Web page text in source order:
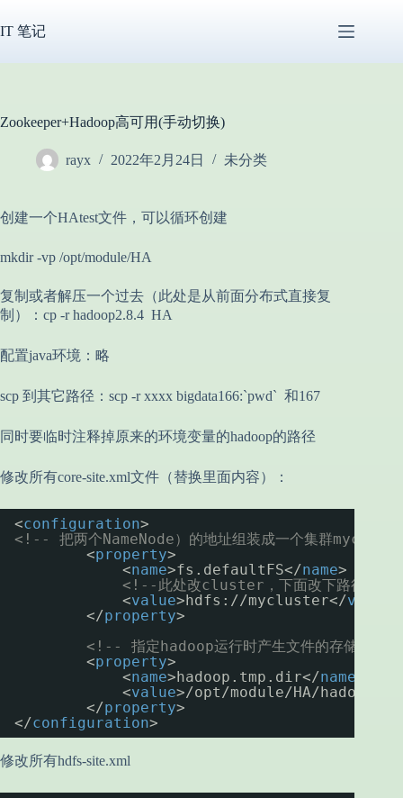
过
IT 笔记
Zookeeper+Hadoop高可用(手动切换)
rayx 2022年2月24日 未分类
创建一个HAtest文件，可以循环创建
mkdir -vp /opt/module/HA
复制或者解压一个过去（此处是从前面分布式直接复
制）：cp -r hadoop2.8.4 HA
配置java环境：略
scp 到其它路径：scp -r xxxx bigdata166:`pwd` 和167
同时要临时注释掉原来的环境变量的hadoop的路径
修改所有core-site.xml文件（替换里面内容）：
<configuration>
<!-- 把两个NameNode）的地址组装成一个集群
<property>
<name>fs.defaultFS</name>
<!--此处改cluster，下面改下路径 -->
<value>hdfs://mycluster</value
</property>
<!-- 指定hadoop运行时产生文件的存储目录
<property>
<name>hadoop.tmp.dir</name
<value>/opt/module/HA/hadoop-
</property>
</configuration>
修改所有hdfs-site.xml